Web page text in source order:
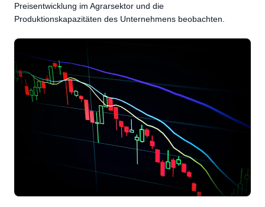
Preisentwicklung im Agrarsektor und die
Produktionskapazitäten des Unternehmens beobachten.